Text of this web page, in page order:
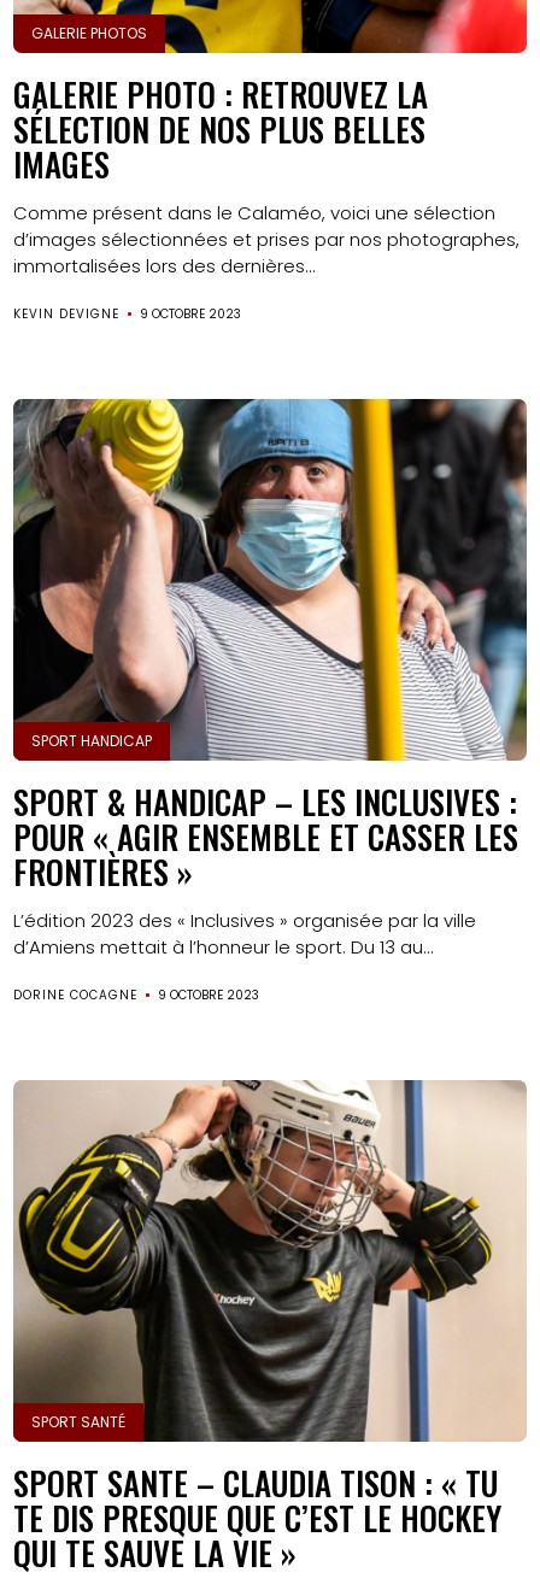
GALERIE PHOTOS
GALERIE PHOTO : RETROUVEZ LA
SÉLECTION DE NOS PLUS BELLES
IMAGES
Comme présent dans le Calaméo, voici une sélection
d’images sélectionnées et prises par nos photographes,
immortalisées lors des dernières...
KEVIN DEVIGNE 9 OCTOBRE 2023
SPORT HANDICAP
SPORT & HANDICAP – LES INCLUSIVES :
POUR « AGIR ENSEMBLE ET CASSER LES
FRONTIÈRES »
L’édition 2023 des « Inclusives » organisée par la ville
d’Amiens mettait à l’honneur le sport. Du 13 au...
DORINE COCAGNE 9 OCTOBRE 2023
SPORT SANTÉ
SPORT SANTE – CLAUDIA TISON : « TU
TE DIS PRESQUE QUE C’EST LE HOCKEY
QUI TE SAUVE LA VIE »